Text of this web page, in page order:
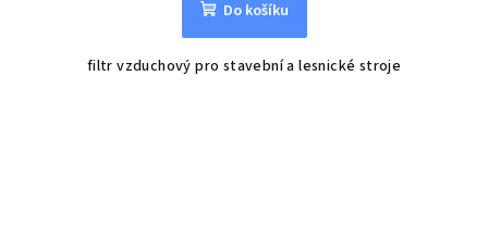
Do košíku
filtr vzduchový pro stavební a lesnické stroje